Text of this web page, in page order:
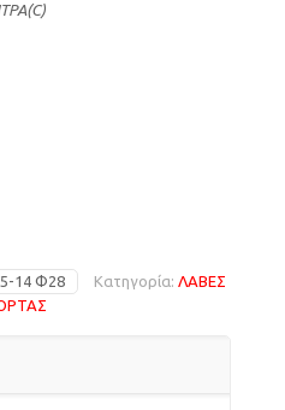
14 Φ28 Κατηγορία: ΛΑΒΕΣ